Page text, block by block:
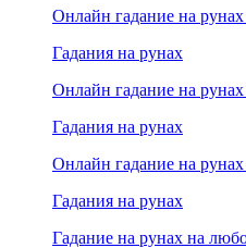
Онлайн гадание на
Гадания на рунах
Онлайн гадание на
Гадания на рунах
Онлайн гадание на рунах
Гадания на рунах
Гадание на рунах на